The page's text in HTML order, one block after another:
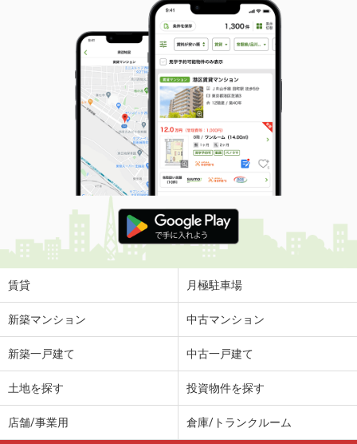
賃貸 月極駐車場
新築マンション 中古マンション
新築一戸建て 中古一戸建て
土地を探す 投資物件を探す
店舗/事業用 倉庫/トランクルーム